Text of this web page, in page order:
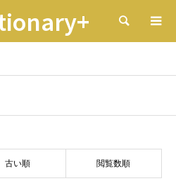
検索
古い順 閲覧数順